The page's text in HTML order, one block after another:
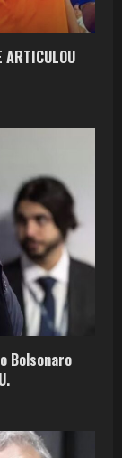
ARTICULOU
Bolsonaro